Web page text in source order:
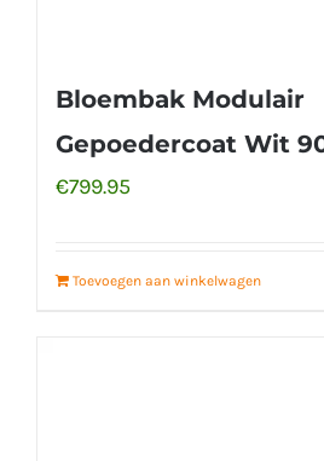
Bloembak Modulair
Gepoedercoat Wit
€799.95
Toevoegen aan winkelwagen